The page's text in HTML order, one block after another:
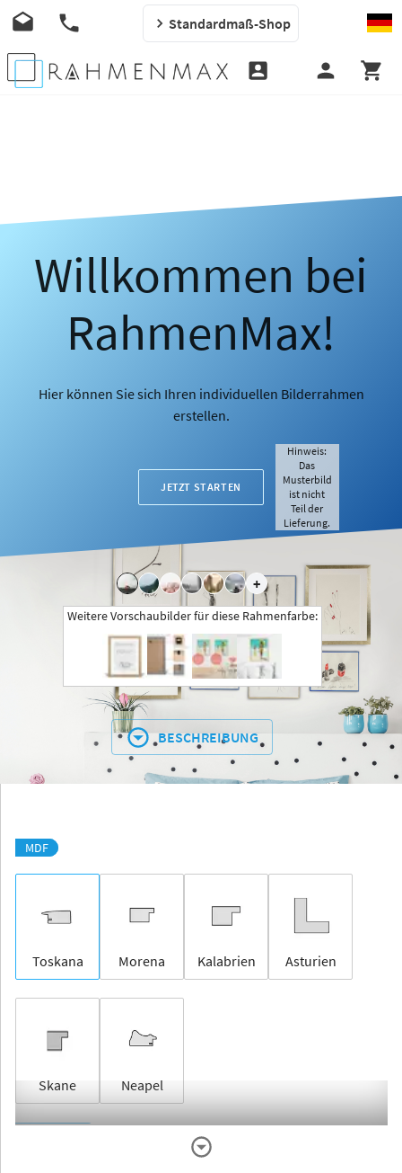
Standardmaß-Shop
Willkommen bei
RahmenMax!
Hier können Sie sich Ihren individuellen Bilderrahmen
erstellen.
JETZT STARTEN
+
Hinweis:
Das
Musterbild
ist nicht
Teil der
Lieferung.
Weitere Vorschaubilder für diese Rahmenfarbe:
BESCHREIBUNG
MDF
Toskana Morena Kalabrien Asturien
Skane Neapel